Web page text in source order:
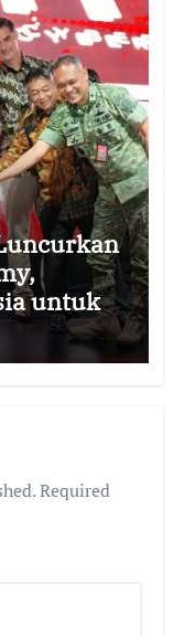
untuk
Era
Required